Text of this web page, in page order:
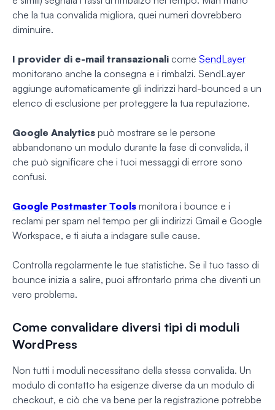
che la tua convalida migliora, quei numeri dovrebbero
diminuire.
I provider di e-mail transazionali come SendLayer
monitorano anche la consegna e i rimbalzi. SendLayer
aggiunge automaticamente gli indirizzi hard-bounced a un
elenco di esclusione per proteggere la tua reputazione.
Google Analytics può mostrare se le persone
abbandonano un modulo durante la fase di convalida, il
che può significare che i tuoi messaggi di errore sono
confusi.
Google Postmaster Tools monitora i bounce e i
reclami per spam nel tempo per gli indirizzi Gmail e Google
Workspace, e ti aiuta a indagare sulle cause.
Controlla regolarmente le tue statistiche. Se il tuo tasso di
bounce inizia a salire, puoi affrontarlo prima che diventi un
vero problema.
Come convalidare diversi tipi di moduli
WordPress
Non tutti i moduli necessitano della stessa convalida. Un
modulo di contatto ha esigenze diverse da un modulo di
checkout, e ciò che va bene per la registrazione potrebbe